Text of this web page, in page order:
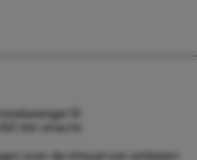
Daalsesingel 51
3511 SW Utrecht
over de inhoud van artikelen